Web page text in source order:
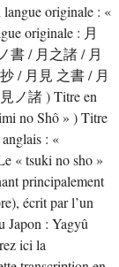
originale : «
originale : 月
書 / 月之諸 / 月
/ 月見 之書 / 月
ノ諸 ) Titre en
no Shô » ) Titre
: «
« tsuki no sho »
principalement
écrit par l’un
Japon : Yagyû
ici la